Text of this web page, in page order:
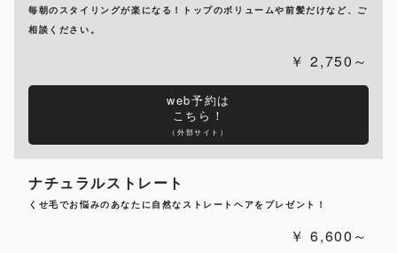
毎朝のスタイリングが楽になる！トップのボリュームや前髪だけなど、ご
相談ください。
2,750～
web予約は
こちら！
（外部サイト）
ナチュラルストレート
くせ毛でお悩みのあなたに自然なストレートヘアをプレゼント！
6,600～